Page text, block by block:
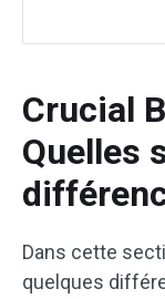
Crucial
Quelles
Dans cette
quelques